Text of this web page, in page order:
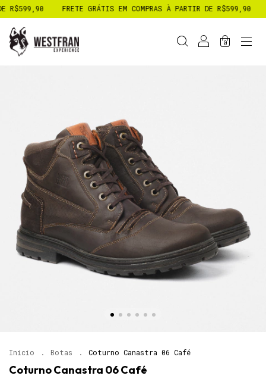
FRETE GRÁTIS EM COMPRAS À PARTIR DE R$599,90 FRETE
0
Início . Botas . Coturno Canastra 06 Café
Coturno Canastra 06 Café